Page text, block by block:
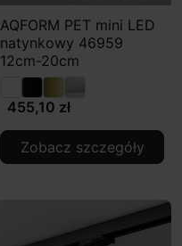
AQFORM PET mini LED
natynkowy 46959
12cm-20cm
455,10 zł
Zobacz szczegóły